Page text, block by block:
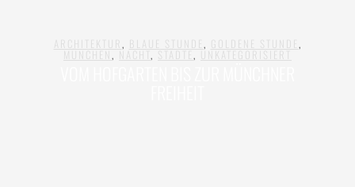
ARCHITEKTUR , BLAUE STUNDE , GOLDENE STUNDE ,
MÜNCHEN,NACHT,STÄDTE,UNKATEGORISIERT